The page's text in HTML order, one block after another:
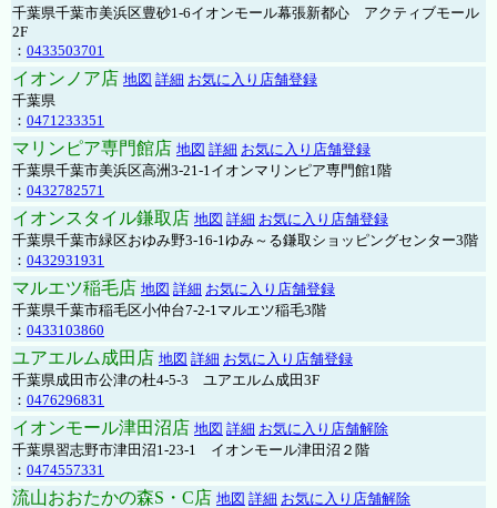
千葉県千葉市美浜区豊砂1-6イオンモール幕張新都心 アクティブモール
2F
： 0433503701
イオンノア店 地図 詳細 お気に入り店舗登録
千葉県
： 0471233351
マリンピア専門館店 地図 詳細 お気に入り店舗登録
千葉県千葉市美浜区高洲3-21-1イオンマリンピア専門館1階
： 0432782571
イオンスタイル鎌取店 地図 詳細 お気に入り店舗登録
千葉県千葉市緑区おゆみ野3-16-1ゆみ～る鎌取ショッピングセンター3階
： 0432931931
マルエツ稲毛店 地図 詳細 お気に入り店舗登録
千葉県千葉市稲毛区小仲台7-2-1マルエツ稲毛3階
： 0433103860
ユアエルム成田店 地図 詳細 お気に入り店舗登録
千葉県成田市公津の杜4-5-3 ユアエルム成田3F
： 0476296831
イオンモール津田沼店 地図 詳細 お気に入り店舗解除
千葉県習志野市津田沼1-23-1 イオンモール津田沼２階
： 0474557331
流山おおたかの森S・C店 地図 詳細 お気に入り店舗解除